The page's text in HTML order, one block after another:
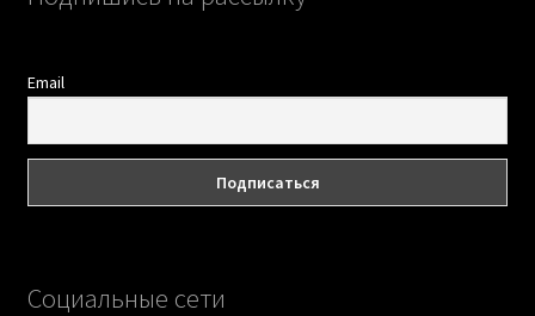
Email
Социальные сети